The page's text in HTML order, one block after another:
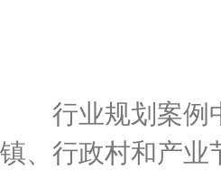
行业规划案例中
镇、行政村和产业